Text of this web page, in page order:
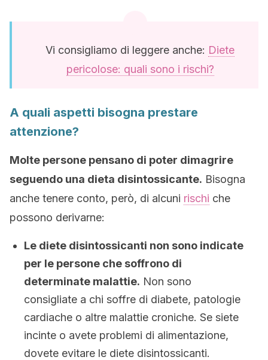
Vi consigliamo di leggere anche: Diete
pericolose: quali sono i rischi?
A quali aspetti bisogna prestare
attenzione?
Molte persone pensano di poter dimagrire
seguendo una dieta disintossicante. Bisogna
anche tenere conto, però, di alcuni rischi che
possono derivarne:
Le diete disintossicanti non sono indicate
per le persone che soffrono di
determinate malattie. Non sono
consigliate a chi soffre di diabete, patologie
cardiache o altre malattie croniche. Se siete
incinte o avete problemi di alimentazione,
dovete evitare le diete disintossicanti.